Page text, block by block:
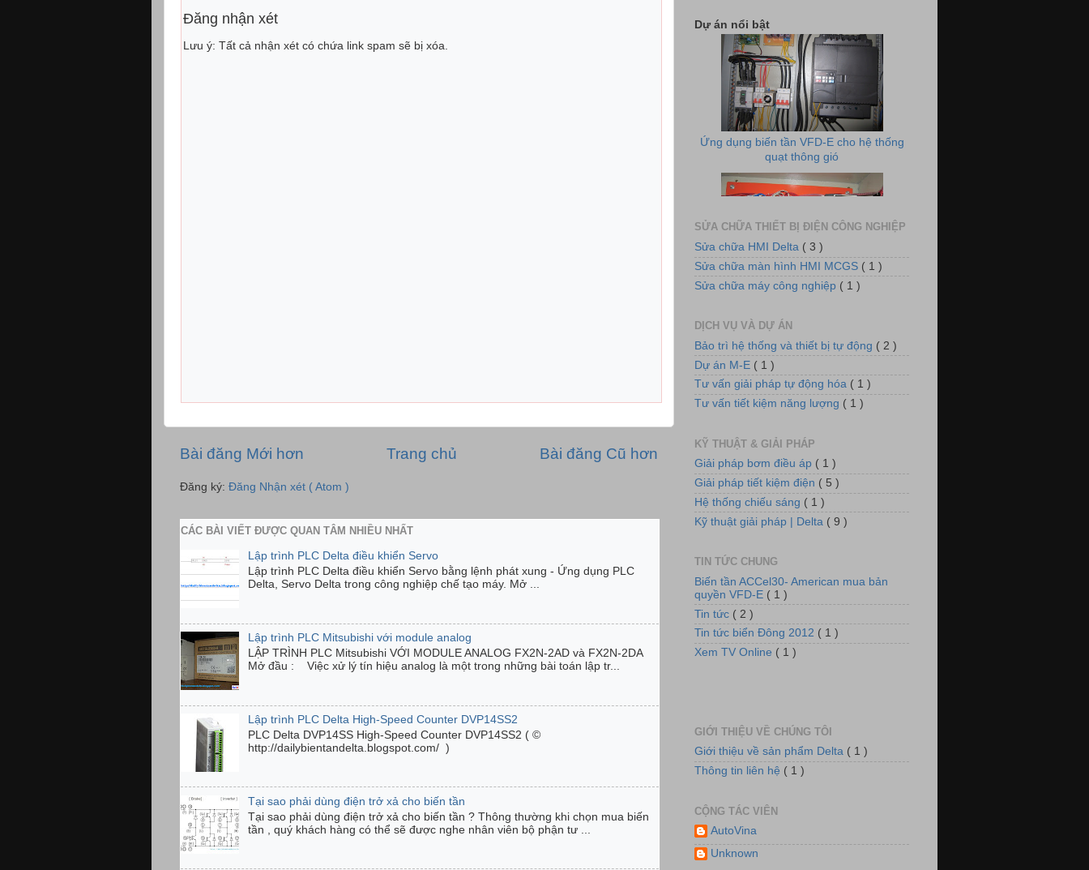
Đăng nhận xét
Lưu ý: Tất cả nhận xét có chứa link spam sẽ bị xóa.
Bài đăng Mới hơn Bài đăng Cũ hơn
Trang chủ
Đăng ký: Đăng Nhận xét ( Atom )
CÁC BÀI VIẾT ĐƯỢC QUAN TÂM NHIỀU NHẤT
Lập trình PLC Delta điều khiển Servo
Lập trình PLC Delta điều khiển Servo bằng lệnh phát xung - Ứng dụng PLC
Delta, Servo Delta trong công nghiệp chế tạo máy. Mở ...
Lập trình PLC Mitsubishi với module analog
LẬP TRÌNH PLC Mitsubishi VỚI MODULE ANALOG FX2N-2AD và FX2N-2DA
Mở đầu : Việc xử lý tín hiệu analog là một trong những bài toán lập tr...
Lập trình PLC Delta High-Speed Counter DVP14SS2
PLC Delta DVP14SS High-Speed Counter DVP14SS2 ( ©
http://dailybientandelta.blogspot.com/ )
Tại sao phải dùng điện trở xả cho biến tần
Tại sao phải dùng điện trở xả cho biến tần ? Thông thường khi chọn mua biến
tần , quý khách hàng có thể sẽ được nghe nhân viên bộ phận tư ...
Dự án nổi bật
Ứng dụng biến tần VFD-E cho hệ thống
quạt thông gió
Tủ điều khiển nồi hơi xử lý khí thải
Hệ thống tủ động lực và chiếu sáng
Hệ thống quạt, tiền đông kho lạnh
SỬA CHỮA THIẾT BỊ ĐIỆN CÔNG NGHIỆP
Sửa chữa HMI Delta ( 3 )
Sửa chữa màn hình HMI MCGS ( 1 )
Sửa chữa máy công nghiệp ( 1 )
DỊCH VỤ VÀ DỰ ÁN
Bảo trì hệ thống và thiết bị tự động ( 2 )
Dự án M-E ( 1 )
Tư vấn giải pháp tự động hóa ( 1 )
Tư vấn tiết kiệm năng lượng ( 1 )
KỸ THUẬT & GIẢI PHÁP
Giải pháp bơm điều áp ( 1 )
Giải pháp tiết kiệm điện ( 5 )
Hệ thống chiếu sáng ( 1 )
Kỹ thuật giải pháp | Delta ( 9 )
TIN TỨC CHUNG
Biến tần ACCel30- American mua bản
quyền VFD-E ( 1 )
Tin tức ( 2 )
Tin tức biển Đông 2012 ( 1 )
Xem TV Online ( 1 )
GIỚI THIỆU VỀ CHÚNG TÔI
Giới thiệu về sản phẩm Delta ( 1 )
Thông tin liên hệ ( 1 )
CỘNG TÁC VIÊN
AutoVina
Unknown